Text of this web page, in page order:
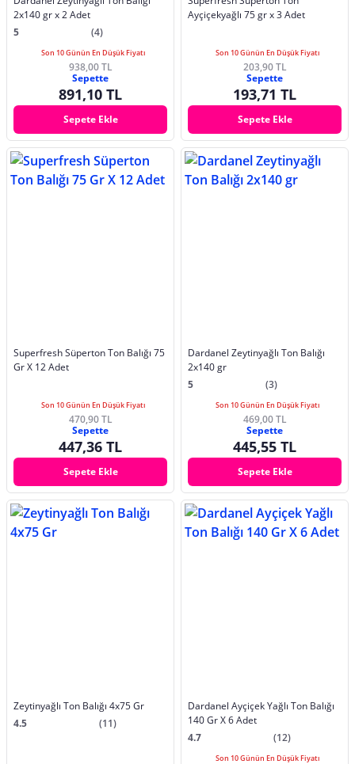
2x140 gr x 2 Adet
5
(4)
Son 10 Günün En Düşük Fiyatı
938,00 TL
Sepette
891,10 TL
Sepete Ekle
Ayçiçekyağlı 75 gr x 3 Adet
Son 10 Günün En Düşük Fiyatı
203,90 TL
Sepette
193,71 TL
Sepete Ekle
Superfresh Süperton Ton Balığı 75
Gr X 12 Adet
Son 10 Günün En Düşük Fiyatı
470,90 TL
Sepette
447,36 TL
Sepete Ekle
Dardanel Zeytinyağlı Ton Balığı
2x140 gr
5
(3)
Son 10 Günün En Düşük Fiyatı
469,00 TL
Sepette
445,55 TL
Sepete Ekle
Zeytinyağlı Ton Balığı 4x75 Gr
4.5
(11)
Dardanel Ayçiçek Yağlı Ton Balığı
140 Gr X 6 Adet
4.7
(12)
Son 10 Günün En Düşük Fiyatı